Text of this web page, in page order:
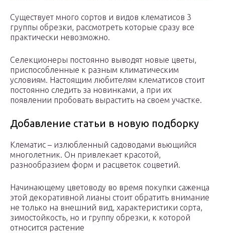
Существует много сортов и видов клематисов 3
группы обрезки, рассмотреть которые сразу все
практически невозможно.
Селекционеры постоянно выводят новые цветы,
приспособленные к разным климатическим
условиям. Настоящим любителям клематисов стоит
постоянно следить за новинками, а при их
появлении пробовать вырастить на своем участке.
Добавление статьи в новую подборку
Клематис – излюбленный садоводами вьющийся
многолетник. Он привлекает красотой,
разнообразием форм и расцветок соцветий.
Начинающему цветоводу во время покупки саженца
этой декоративной лианы стоит обратить внимание
не только на внешний вид, характеристики сорта,
зимостойкость, но и группу обрезки, к которой
относится растение